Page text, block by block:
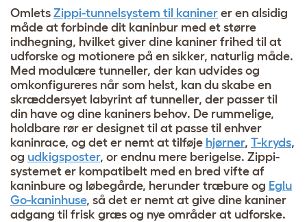
Omlets Zippi-tunnelsystem til kaniner er en alsidig
måde at forbinde dit kaninbur med et større
indhegning, hvilket giver dine kaniner frihed til at
udforske og motionere på en sikker, naturlig måde.
Med modulære tunneller, der kan udvides og
omkonfigureres når som helst, kan du skabe en
skræddersyet labyrint af tunneller, der passer til
din have og dine kaniners behov. De rummelige,
holdbare rør er designet til at passe til enhver
kaninrace, og det er nemt at tilføje hjørner, T-kryds,
og udkigsposter, or endnu mere berigelse. Zippi-
systemet er kompatibelt med en bred vifte af
kaninbure og løbegårde, herunder træbure og Eglu
Go-kaninhuse, så det er nemt at give dine kaniner
adgang til frisk græs og nye områder at udforske.